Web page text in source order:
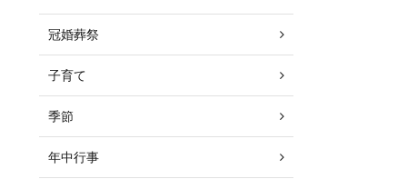
冠婚葬祭
子育て
季節
年中行事